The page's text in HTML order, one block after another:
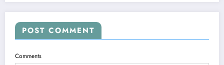
POST COMMENT
Comments